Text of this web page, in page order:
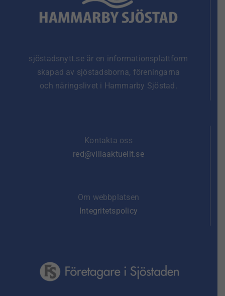
sjöstadsnytt.se är en informationsplattform
skapad av sjöstadsborna, föreningarna
och näringslivet i Hammarby Sjöstad.
Kontakta oss
red@villaaktuellt.se
Om webbplatsen
Integritetspolicy